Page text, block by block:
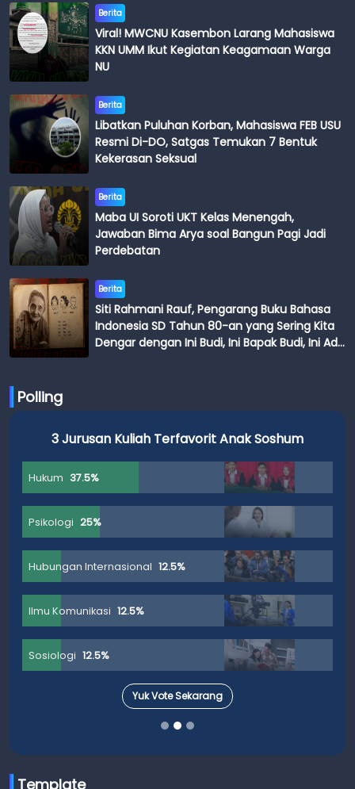
Berita
Viral! MWCNU Kasembon Larang Mahasiswa
KKN UMM Ikut Kegiatan Keagamaan Warga
NU
Berita
Libatkan Puluhan Korban, Mahasiswa FEB USU
Resmi Di-DO, Satgas Temukan 7 Bentuk
Kekerasan Seksual
Berita
Maba UI Soroti UKT Kelas Menengah,
Jawaban Bima Arya soal Bangun Pagi Jadi
Perdebatan
Berita
Siti Rahmani Rauf, Pengarang Buku Bahasa
Indonesia SD Tahun 80-an yang Sering Kita
Dengar dengan Ini Budi, Ini Bapak Budi, Ini Adik
Polling
3 Jurusan Kuliah Terfavorit Anak Soshum
Hukum 37.5%
Psikologi 25%
Hubungan Internasional 12.5%
Ilmu Komunikasi 12.5%
Sosiologi 12.5%
Yuk Vote Sekarang
Template